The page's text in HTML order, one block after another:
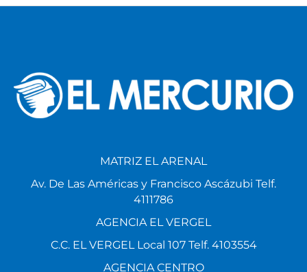
MATRIZ EL ARENAL
Av. De Las Américas y Francisco Ascázubi Telf.
4111786
AGENCIA EL VERGEL
C.C. EL VERGEL Local 107 Telf. 4103554
AGENCIA CENTRO